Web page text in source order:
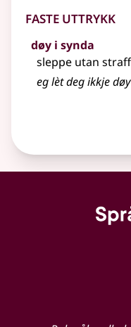
Faste uttrykk
døy i synda
sleppe utan straff
eg lèt deg ikkje